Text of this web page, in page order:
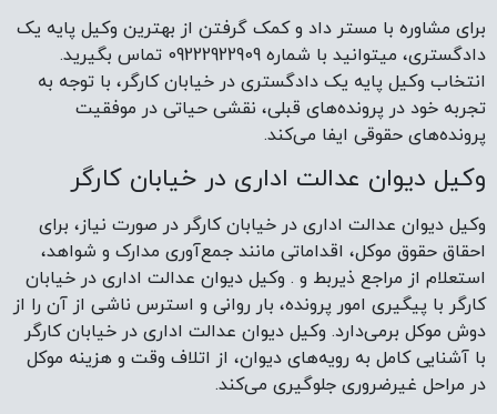
برای مشاوره با مستر داد و کمک گرفتن از بهترین وکیل پایه یک
دادگستری، میتوانید با شماره 09222922909 تماس بگیرید.
انتخاب وکیل پایه یک دادگستری در خیابان کارگر، با توجه به
تجربه خود در پرونده‌های قبلی، نقشی حیاتی در موفقیت
پرونده‌های حقوقی ایفا می‌کند.
وکیل دیوان عدالت اداری در خیابان کارگر
وکیل دیوان عدالت اداری در خیابان کارگر در صورت نیاز، برای
احقاق حقوق موکل، اقداماتی مانند جمع‌آوری مدارک و شواهد،
استعلام از مراجع ذیربط و . وکیل دیوان عدالت اداری در خیابان
کارگر با پیگیری امور پرونده، بار روانی و استرس ناشی از آن را از
دوش موکل برمی‌دارد. وکیل دیوان عدالت اداری در خیابان کارگر
با آشنایی کامل به رویه‌های دیوان، از اتلاف وقت و هزینه موکل
در مراحل غیرضروری جلوگیری می‌کند.